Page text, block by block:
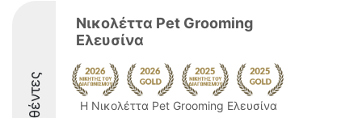
Νικολέττα Pet Grooming
Ελευσίνα
Η Νικολέττα Pet Grooming Ελευσίνα